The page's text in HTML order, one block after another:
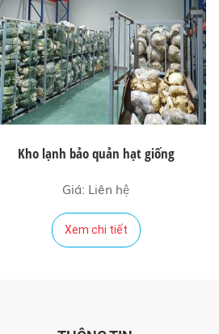
Kho lạnh bảo quản hạt giống
Giá: Liên hệ
Xem chi tiết